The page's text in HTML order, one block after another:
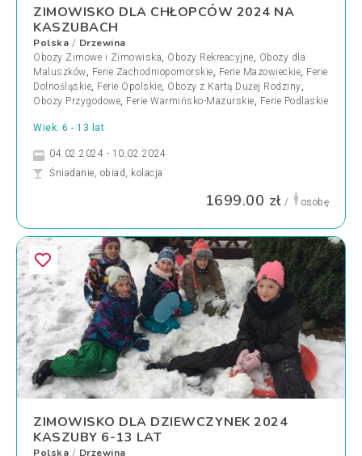
ZIMOWISKO DLA CHŁOPCÓW 2024 NA
KASZUBACH
Polska / Drzewina
Obozy Zimowe i Zimowiska, Obozy Rekreacyjne, Obozy dla
Maluszków, Ferie Zachodniopomorskie, Ferie Mazowieckie, Ferie
Dolnośląskie, Ferie Opolskie, Obozy z Kartą Dużej Rodziny,
Obozy Przygodowe, Ferie Warmińsko-Mazurskie, Ferie Podlaskie
Wiek: 6 - 13 lat
04.02.2024 - 10.02.2024
Śniadanie, obiad, kolacja
1699.00 zł / osobę
ZIMOWISKO DLA DZIEWCZYNEK 2024
KASZUBY 6-13 LAT
Polska / Drzewina